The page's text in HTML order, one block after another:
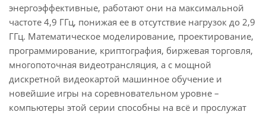
энергоэффективные, работают они на максимальной
частоте 4,9 ГГц, понижая ее в отсутствие нагрузок до 2,9
ГГц. Математическое моделирование, проектирование,
программирование, криптография, биржевая торговля,
многопоточная видеотрансляция, а с мощной
дискретной видеокартой машинное обучение и
новейшие игры на соревновательном уровне –
компьютеры этой серии способны на всё и прослужат